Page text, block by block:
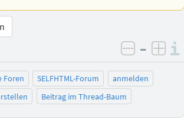
negativ
–
Foren SELFHTML-Forum
anmelden
Beitrag im Thread-Baum